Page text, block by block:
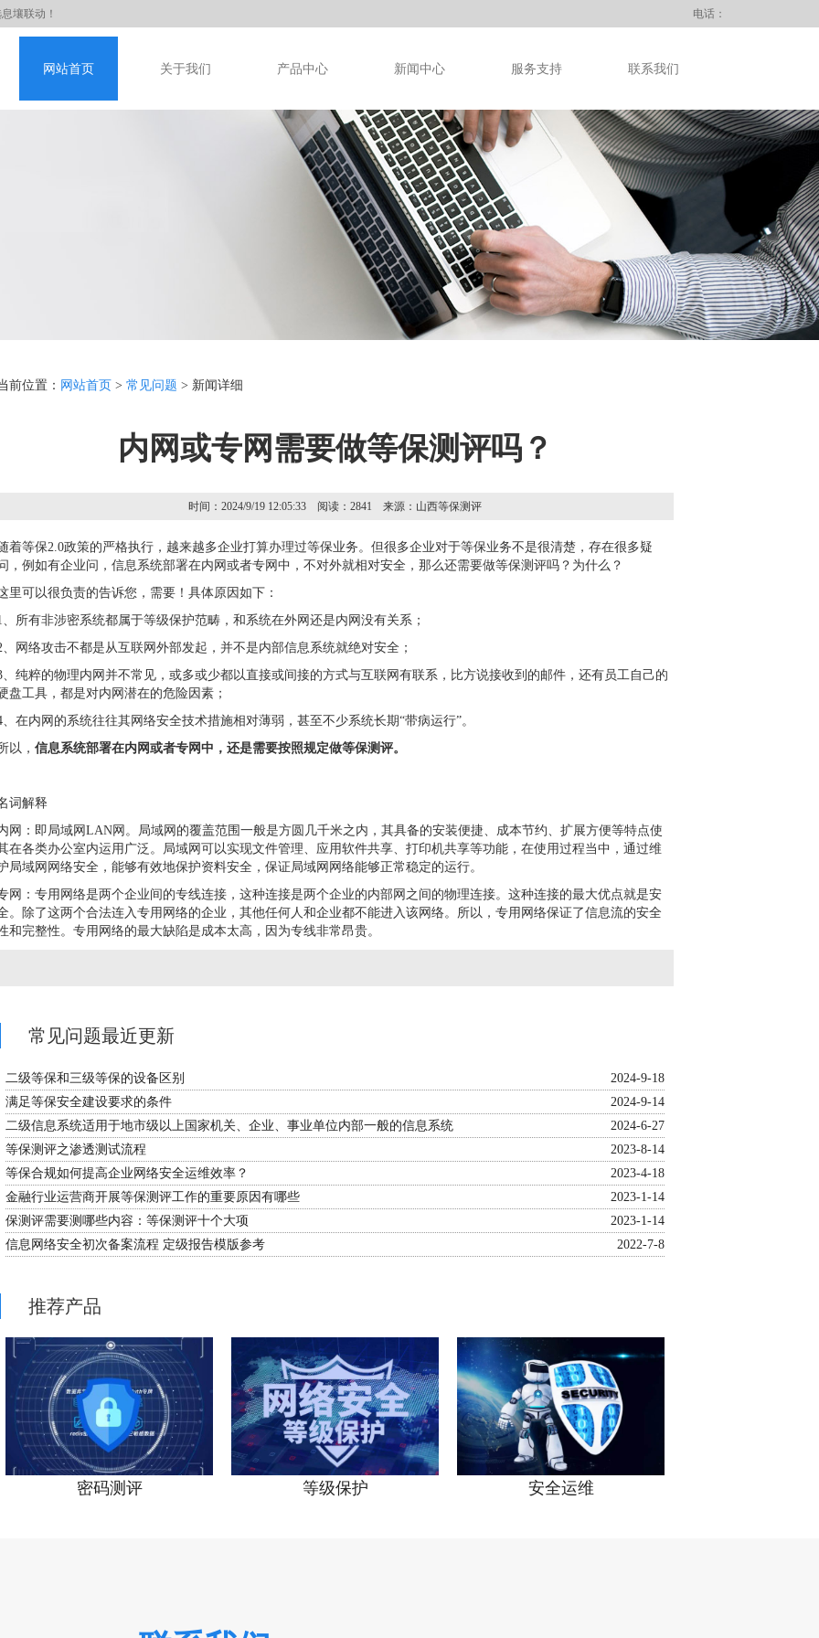
壤联动！ 电话：
网站首页 关于我们 产品中心 新闻中心 服务支持 联系我们
前位置： 网站首页 > 常见问题 > 新闻详细
内网或专网需要做等保测评吗？
时间：2024/9/19 12:05:33 阅读：2841 来源：山西等保测评
着等保2.0政策的严格执行，越来越多企业打算办理过等保业务。但很多企业对于等保业务不是很清楚，存在很多疑
，例如有企业问，信息系统部署在内网或者专网中，不对外就相对安全，那么还需要做等保测评吗？为什么？
里可以很负责的告诉您，需要！具体原因如下：
、所有非涉密系统都属于等级保护范畴，和系统在外网还是内网没有关系；
、网络攻击不都是从互联网外部发起，并不是内部信息系统就绝对安全；
、纯粹的物理内网并不常见，或多或少都以直接或间接的方式与互联网有联系，比方说接收到的邮件，还有员工自己的
盘工具，都是对内网潜在的危险因素；
、在内网的系统往往其网络安全技术措施相对薄弱，甚至不少系统长期“带病运行”。
以， 信息系统部署在内网或者专网中，还是需要按照规定做等保测评。
词解释
网：即局域网LAN网。局域网的覆盖范围一般是方圆几千米之内，其具备的安装便捷、成本节约、扩展方便等特点使
在各类办公室内运用广泛。局域网可以实现文件管理、应用软件共享、打印机共享等功能，在使用过程当中，通过维
局域网网络安全，能够有效地保护资料安全，保证局域网网络能够正常稳定的运行。
网：专用网络是两个企业间的专线连接，这种连接是两个企业的内部网之间的物理连接。这种连接的最大优点就是安
。除了这两个合法连入专用网络的企业，其他任何人和企业都不能进入该网络。所以，专用网络保证了信息流的安全
和完整性。专用网络的最大缺陷是成本太高，因为专线非常昂贵。
常见问题最近更新
2024-9-18
二级等保和三级等保的设备区别
2024-9-14
满足等保安全建设要求的条件
2024-6-27
二级信息系统适用于地市级以上国家机关、企业、事业单位内部一般的信息系统
2023-8-14
等保测评之渗透测试流程
2023-4-18
等保合规如何提高企业网络安全运维效率？
2023-1-14
金融行业运营商开展等保测评工作的重要原因有哪些
2023-1-14
保测评需要测哪些内容：等保测评十个大项
2022-7-8
信息网络安全初次备案流程 定级报告模版参考
推荐产品
密码测评 等级保护 安全运维